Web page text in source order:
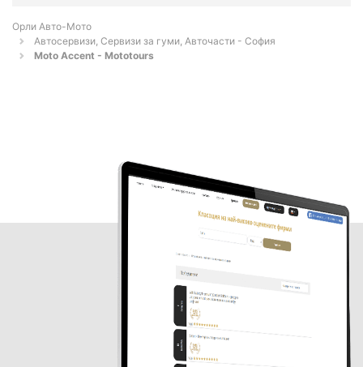
Орли Aвто-Mото
Автосервизи, Сервизи за гуми, Авточасти - София
Moto Accent - Mototours